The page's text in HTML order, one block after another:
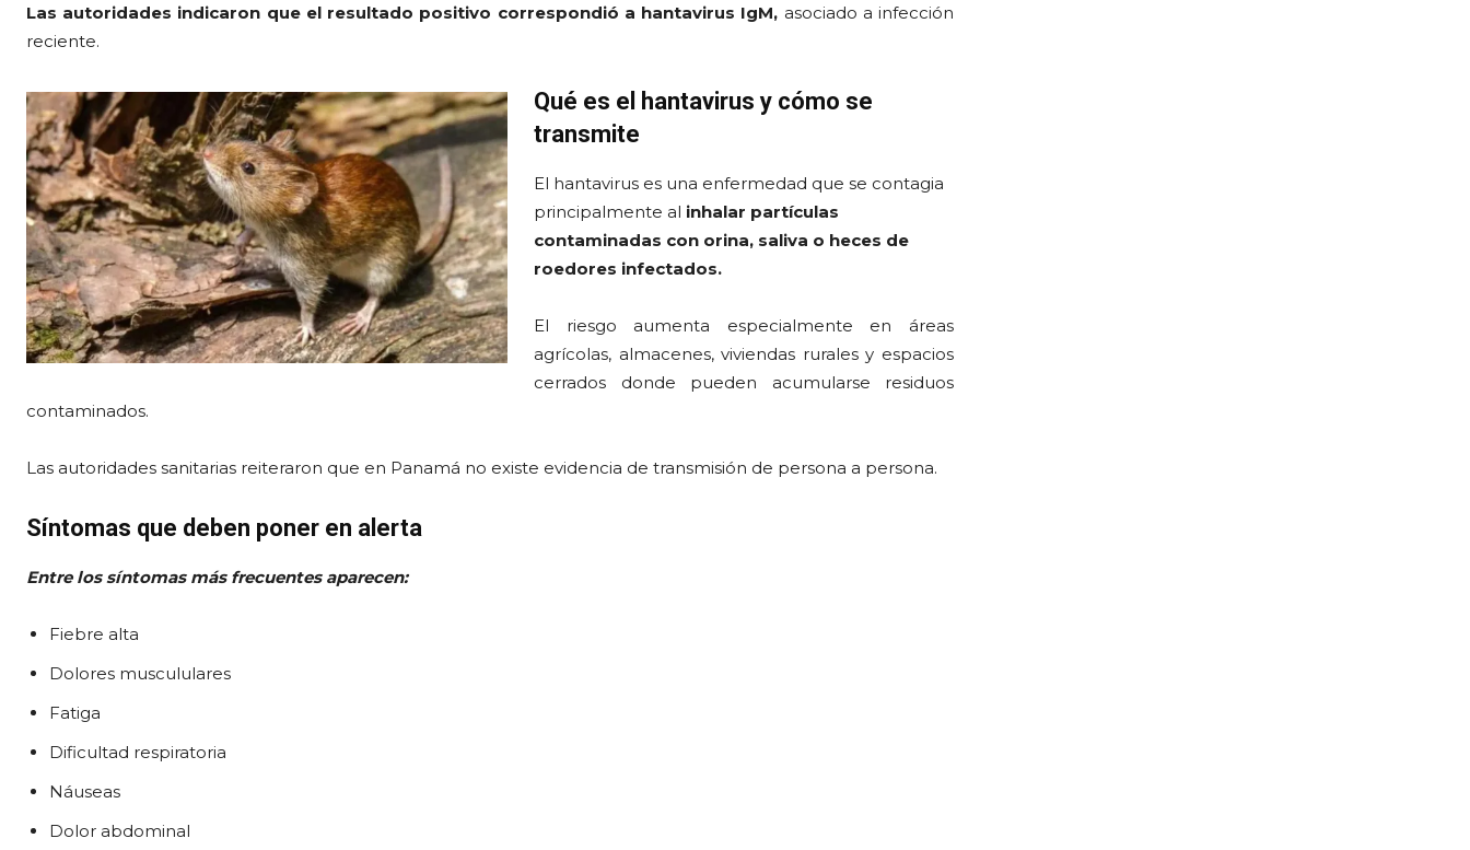
Las autoridades indicaron que el resultado positivo correspondió a hantavirus IgM, asociado a infección
reciente.
Qué es el hantavirus y cómo se
transmite
El hantavirus es una enfermedad que se contagia
principalmente al inhalar partículas
contaminadas con orina, saliva o heces de
roedores infectados.
El riesgo aumenta especialmente en áreas
agrícolas, almacenes, viviendas rurales y espacios
cerrados donde pueden acumularse residuos
contaminados.
Las autoridades sanitarias reiteraron que en Panamá no existe evidencia de transmisión de persona a persona.
Síntomas que deben poner en alerta
Entre los síntomas más frecuentes aparecen:
Fiebre alta
Dolores muscululares
Fatiga
Dificultad respiratoria
Náuseas
Dolor abdominal